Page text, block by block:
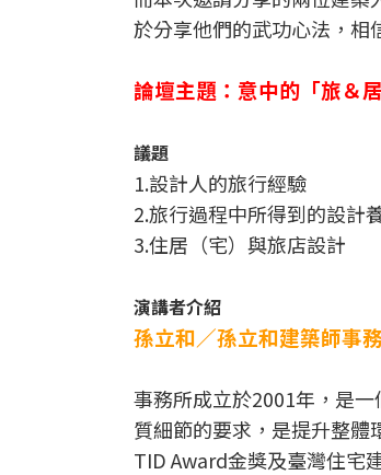
於分享他們的武功心法，相
論壇主題：意中的「旅＆
議題
1.設計人的旅行經驗
2.旅行過程中所得到的設計
3.住居（宅）與旅店設計
演講者介紹
孫立和／孫立和建築師事
事務所成立於2001年，是
質細節的要求，是提升整
TID Award金獎及臺灣住宅